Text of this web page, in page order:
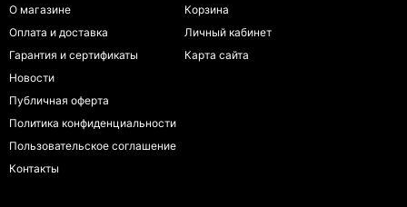
О магазине
Оплата и доставка
Гарантия и сертификаты
Новости
Публичная оферта
Политика конфиденциальности
Пользовательское соглашение
Контакты
Корзина
Личный кабинет
Карта сайта